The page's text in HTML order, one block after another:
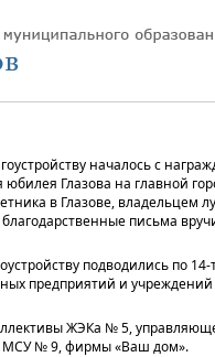
началось с
Глазова на главной
в Глазове, владельцем
письма
подводились
предприятий и учреждений
ЖЭКа № 5,
МСУ № 9, фирмы «Ваш дом».